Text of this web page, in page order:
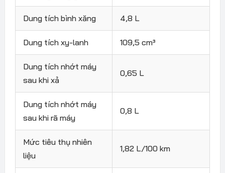
Dung tích bình xăng 4,8 L
Dung tích xy-lanh 109,5 cm³
Dung tích nhớt máy
sau khi xả
0,65 L
Dung tích nhớt máy
sau khi rã máy
0,8 L
Mức tiêu thụ nhiên
liệu
1,82 L/100 km